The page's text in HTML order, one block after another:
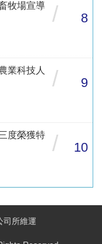
牧場宣導
/ 8
業科技人
/ 9
度榮獲特
/ 10
司所維運